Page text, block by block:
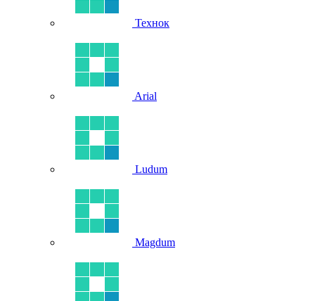
Технок
Arial
Ludum
Magdum